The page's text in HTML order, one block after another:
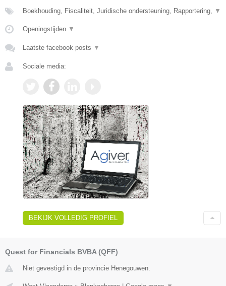
Boekhouding, Fiscaliteit, Juridische ondersteuning, Rapportering, ▼
Openingstijden ▼
Laatste facebook posts ▼
Sociale media:
BEKIJK VOLLEDIG PROFIEL
Quest for Financials BVBA (QFF)
Niet gevestigd in de provincie Henegouwen.